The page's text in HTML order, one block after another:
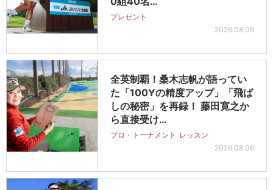
プレゼント
2026.08.06
全英制覇！桑木志帆が語ってい
た「100Yの精度アップ」「飛ば
しの秘密」を再録！ 藤田寛之か
ら直接受け…
プロ・トーナメント レッスン
2026.08.06